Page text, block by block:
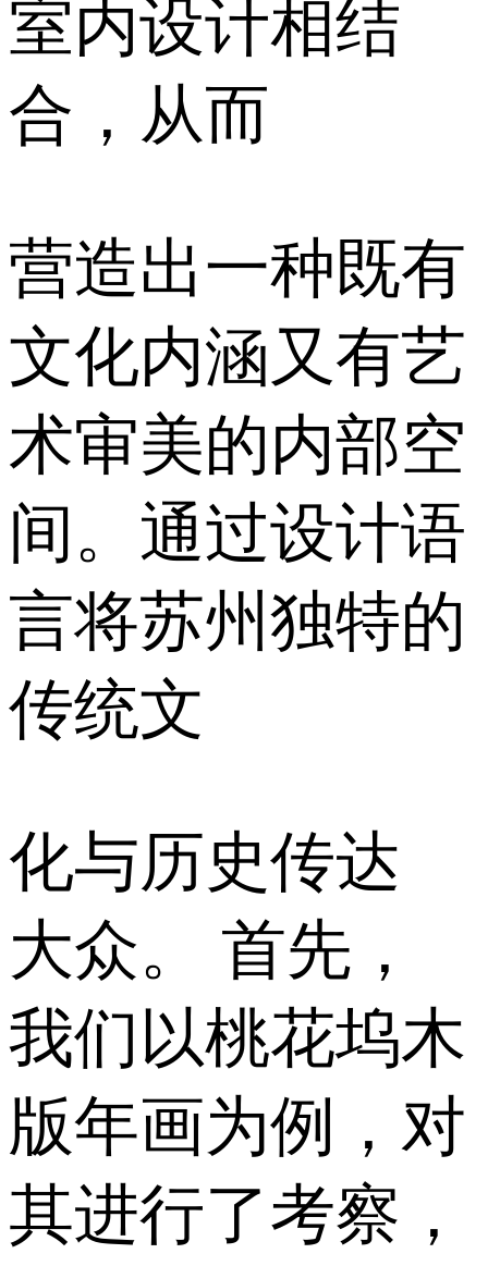
室内设计相结
合，从而
营造出一种既有
文化内涵又有艺
术审美的内部空
间。通过设计语
言将苏州独特的
传统文
化与历史传达
大众。 首先，
我们以桃花坞木
版年画为例，对
其进行了考察，